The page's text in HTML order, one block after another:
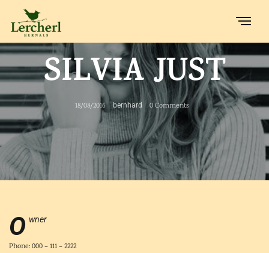
SILVIA JUST
18/08/2016 bernhard 0 Comments
O wner
Phone: 000 – 111 – 2222